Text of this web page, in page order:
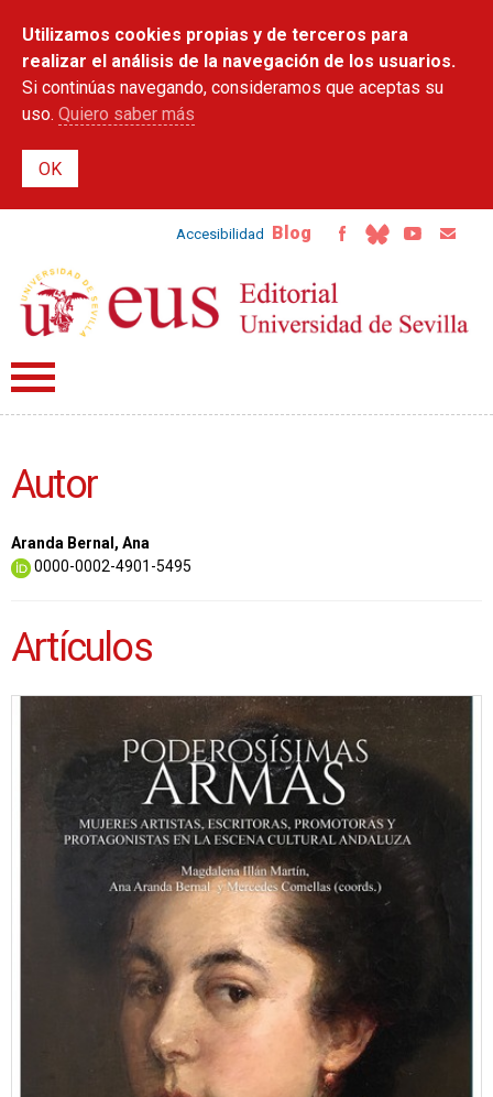
contenido
principal
Utilizamos cookies propias y de terceros para
realizar el análisis de la navegación de los usuarios.
Si continúas navegando, consideramos que aceptas su
uso. Quiero saber más
Accesibilidad Blog
Autor
Aranda Bernal, Ana
0000-0002-4901-5495
Artículos